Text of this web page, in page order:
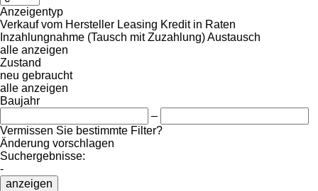
Anzeigentyp
Verkauf vom Hersteller Leasing Kredit in Raten
Inzahlungnahme (Tausch mit Zuzahlung)Austausch
alle anzeigen
Zustand
neu gebraucht
alle anzeigen
Baujahr
–
Vermissen Sie bestimmte Filter?
Änderung vorschlagen
Suchergebnisse:
-
anzeigen